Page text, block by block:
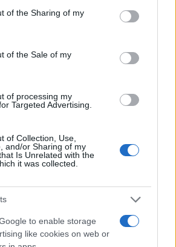
or usage behaviour. You may click to
to Google and its third-party tags to
specified purposes in below Google
of the Sharing of my
of the Sale of my
of processing my
Targeted Advertising.
of Collection, Use,
and/or Sharing of my
Is Unrelated with the
it was collected.
to enable storage
like cookies on web or